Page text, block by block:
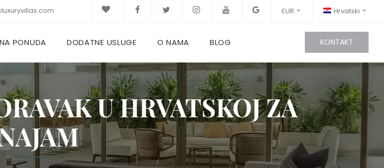
EUR Hrvatski
PONUDA DODATNE USLUGE O NAMA BLOG KONTAKT
U HRVATSKOJ ZA